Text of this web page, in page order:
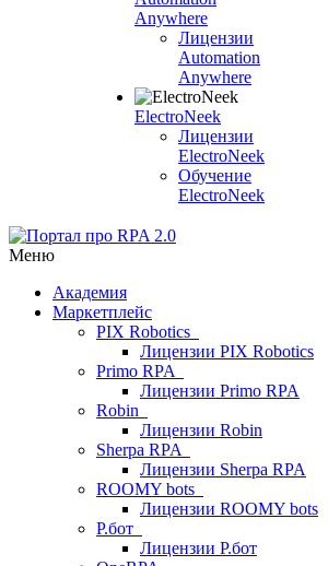
Anywhere
Лицензии
Automation
Anywhere
ElectroNeek
Лицензии
ElectroNeek
Обучение
ElectroNeek
Меню
Академия
Маркетплейс
PIX Robotics
Лицензии PIX Robotics
Primo RPA
Лицензии Primo RPA
Robin
Лицензии Robin
Sherpa RPA
Лицензии Sherpa RPA
ROOMY bots
Лицензии ROOMY bots
Р.бот
Лицензии Р.бот